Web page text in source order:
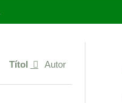
Títol Autor